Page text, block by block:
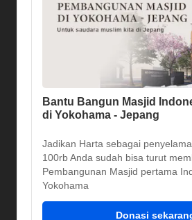
Bantu Bangun Masjid
di Yokohama - Jepang
Jadikan Harta sebagai
100rb Anda sudah bisa turut
Pembangunan Masjid pertama
Yokohama
Donasi